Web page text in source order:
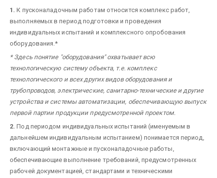
1.К пусконаладочным работам относится комплекс работ,
выполняемых в период подготовки и проведения
индивидуальных испытаний и комплексного опробования
оборудования.*
* Здесь понятие "оборудования" охватывает всю
технологическую систему объекта, т.е. комплекс
технологического и всех других видов оборудования и
трубопроводов, электрические, санитарно-технические и другие
устройства и системы автоматизации, обеспечивающую выпуск
первой партии продукции предусмотренной проектом.
2. Под периодом индивидуальных испытаний (именуемым в
дальнейшем индивидуальным испытанием) понимается период,
включающий монтажные и пусконаладочные работы,
обеспечивающие выполнение требований, предусмотренных
рабочей документацией, стандартами и техническими